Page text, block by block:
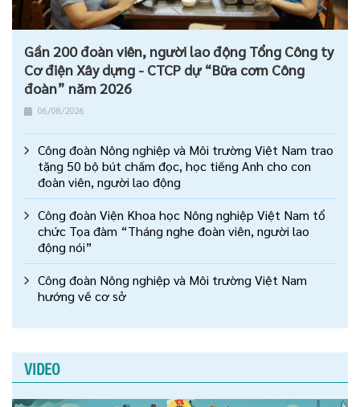
Gần 200 đoàn viên, người lao động Tổng Công ty
Cơ điện Xây dựng - CTCP dự “Bữa cơm Công
đoàn” năm 2026
06/08/2026
Công đoàn Nông nghiệp và Môi trường Việt Nam trao
tặng 50 bộ bút chấm đọc, học tiếng Anh cho con
đoàn viên, người lao động
Công đoàn Viện Khoa học Nông nghiệp Việt Nam tổ
chức Tọa đàm “Tháng nghe đoàn viên, người lao
động nói”
Công đoàn Nông nghiệp và Môi trường Việt Nam
hướng về cơ sở
VIDEO